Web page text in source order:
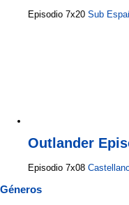
Episodio 7x20 Sub
Outlander
Episodio 7x08
Géneros